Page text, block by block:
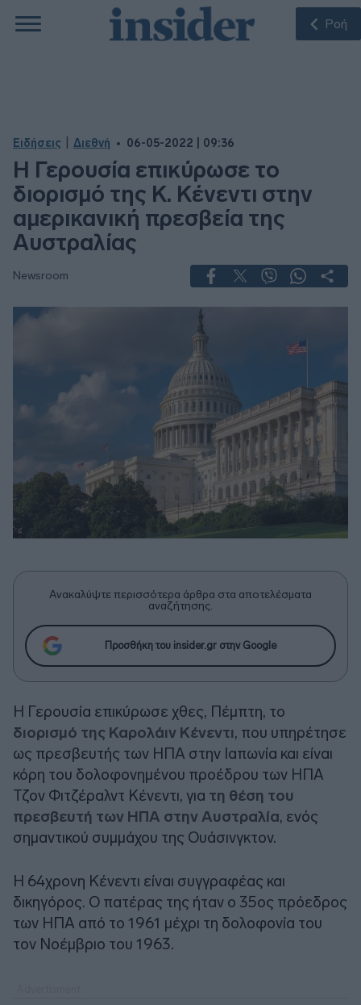
Ροή
Ειδήσεις Διεθνή 06-05-2022 | 09:36
Η Γερουσία επικύρωσε το
διορισμό της Κ. Κένεντι στην
αμερικανική πρεσβεία της
Αυστραλίας
Newsroom
Ανακαλύψτε περισσότερα άρθρα στα αποτελέσματα
αναζήτησης.
Προσθήκη του insider.gr στην Google
Η Γερουσία επικύρωσε χθες, Πέμπτη, το
διορισμό της Καρολάιν Κένεντι, που υπηρέτησε
ως πρεσβευτής των ΗΠΑ στην Ιαπωνία και είναι
κόρη του δολοφονημένου προέδρου των ΗΠΑ
Τζον Φιτζέραλντ Κένεντι, για τη θέση του
πρεσβευτή των ΗΠΑ στην Αυστραλία, ενός
σημαντικού συμμάχου της Ουάσινγκτον.
Η 64χρονη Κένεντι είναι συγγραφέας και
δικηγόρος. Ο πατέρας της ήταν ο 35ος πρόεδρος
των ΗΠΑ από το 1961 μέχρι τη δολοφονία του
τον Νοέμβριο του 1963.